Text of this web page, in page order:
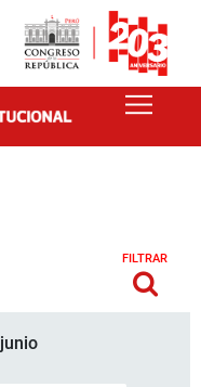
FILTRAR